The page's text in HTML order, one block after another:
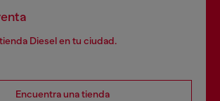
Diesel en tu ciudad.
Encuentra una tienda